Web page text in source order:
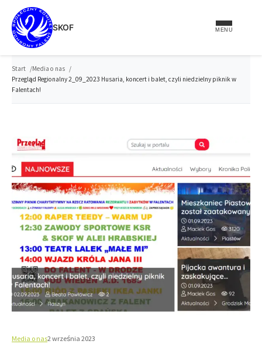
treści
SKOF MENU
Start
Media o nas
Przegląd Regionalny 2_09_2023 Husaria, koncert i balet, czyli niedzielny piknik w
Falentach!
Media o nas2 września 2023